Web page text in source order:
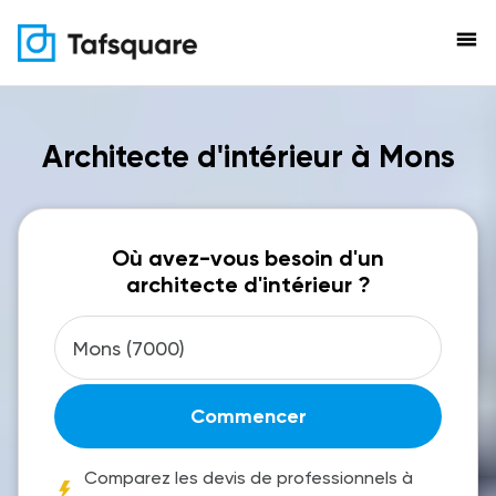
menu
Architecte d'intérieur à Mons
Où avez-vous besoin d'un
architecte d'intérieur ?
Commencer
Comparez les devis de professionnels à